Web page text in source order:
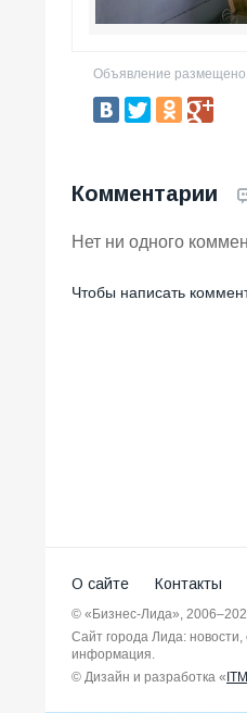
Объявление
Комментарии
Нет ни одного
Чтобы написать
О сайте Контакты
© «Бизнес-Лида»,
Сайт города Лида:
информация.
© Дизайн и разработка «